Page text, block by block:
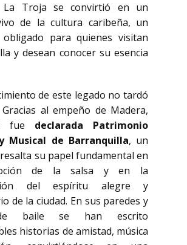
La Troja se convirtió en un
de la cultura caribeña, un
para quienes visitan
y desean conocer su esencia
de este legado no tardó
al empeño de Madera,
fue declarada Patrimonio
Musical de Barranquilla, un
su papel fundamental en
de la salsa y en la
del espíritu alegre y
de la ciudad. En sus paredes y
baile se han escrito
historias de amistad, música